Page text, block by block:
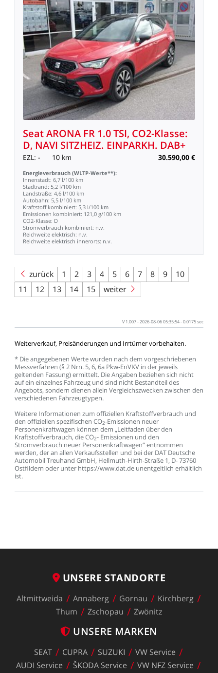
SeatARONA FR 1.0TSI, CO2-Klasse:
D, NAVI SITZHEIZ. EINPARKH. DAB+
EZL: - 10 km 30.590,00 €
Energieverbrauch (WLTP-Werte**):
Innenstadt: 6,7 l/100 km
Stadtrand: 5,2 l/100 km
Landstraße: 4,6 l/100 km
Autobahn: 5,5 l/100 km
Kraftstoff kombiniert: 5,3 l/100 km
Emissionen kombiniert: 121,0 g/100 km
CO2-Klasse: D
Stromverbrauch kombiniert: n.v.
Reichweite elektrisch: n.v.
Reichweite elektrisch innerorts: n.v.
zurück 1 2 3 4 5 6 7 8 9
10
11
12 13 14 15 weiter
V 1.007-2026-08-0605:35:54-0.0175sec
Weiterverkauf, Preisänderungen und Irrtümervorbehalten.
* Dieangegebenen Wertewurden nach dem vorgeschriebenen
Messverfahren (§ 2 Nrn. 5, 6, 6a Pkw-EnVKV in der jeweils
geltenden Fassung)ermittelt. DieAngaben beziehen sich nicht
aufein einzelnes Fahrzeug und sind nicht Bestandteildes
Angebots, sondern dienen allein Vergleichszwecken zwischen den
verschiedenen Fahrzeugtypen.
Weitere Informationen zum offiziellen Kraftstoffverbrauch und
den offiziellen spezifischen CO2-Emissionen neuer
Personenkraftwagen können dem „Leitfaden überden
Kraftstoffverbrauch, dieCO2- Emissionen und den
Stromverbrauch neuer Personenkraftwagen“entnommen
werden, deran allen Verkaufsstellen und beider DAT Deutsche
AutomobilTreuhand GmbH, Hellmuth-Hirth-Straße 1, D-73760
Ostfildern oder unter https://www.dat.de unentgeltlich erhältlich
ist.
UNSERE STANDORTE
Altmittweida Annaberg Gornau
Kirchberg
Thum
Zschopau Zwönitz
UNSERE MARKEN
SEAT CUPRA SUZUKI VW Service
AUDI Service ŠKODA Service VW NFZ Service